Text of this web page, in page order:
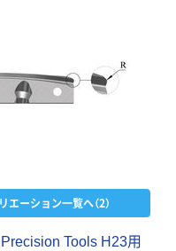
エーション一覧へ（2）
Precision Tool s H 23用
INS MINI 13
￥12,100~
ム INSTAX MINI
WW2
￥1,580~